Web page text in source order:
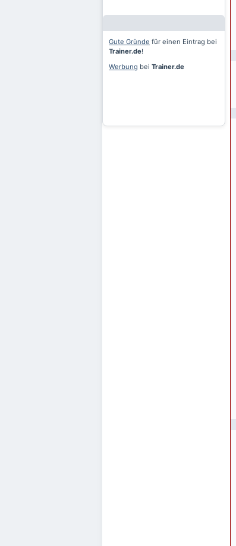
Gute Gründe für einen Eintrag bei
Trainer.de!
Werbung bei Trainer.de